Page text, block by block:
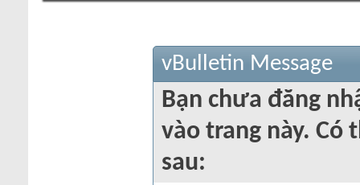
vBulletin Message
Bạn chưa đăng
vào trang này. Có
sau: